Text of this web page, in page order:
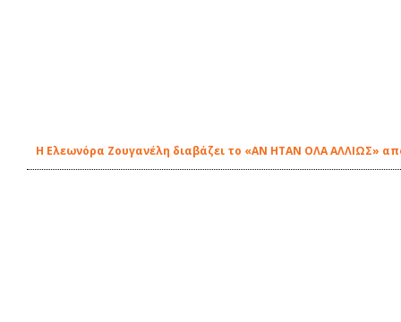
Η Ελεωνόρα Ζουγανέλη διαβάζει το «ΑΝ ΗΤΑΝ ΟΛΑ ΑΛΛΙΩΣ»